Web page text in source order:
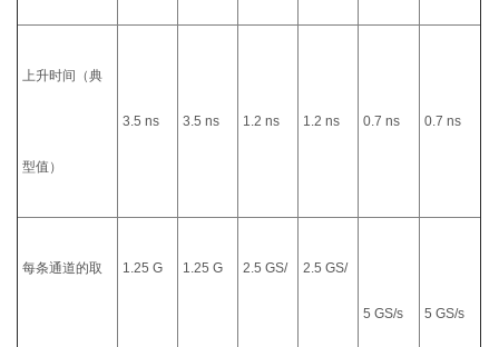
上升时间（典
型值）
3.5 ns 3.5 ns 1.2 ns 1.2 ns 0.7 ns 0.7 ns
每条通道的取 1.25 G 1.25 G 2.5 GS/ 2.5 GS/
5 GS/s 5 GS/s